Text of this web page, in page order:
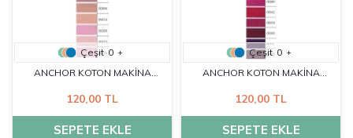
Çeşit 0 +
ANCHOR KOTON MAKİNA
120,00 TL
SEPETE EKLE
Çeşit 0 +
ANCHOR KOTON MAKİNA
120,00 TL
SEPETE EKLE